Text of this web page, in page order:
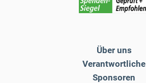
Über uns
Verantwortliche
Sponsoren